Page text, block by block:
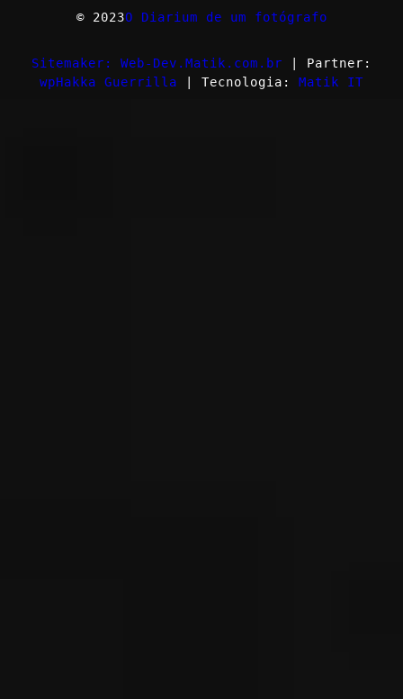
© 2023O Diarium de um fotógrafo
Sitemaker: Web-Dev.Matik.com.br | Partner:
wpHakka Guerrilla | Tecnologia: Matik IT